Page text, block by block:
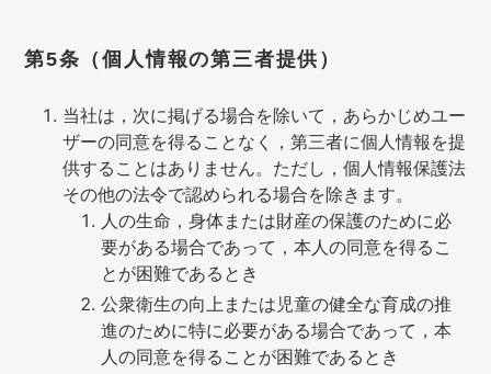
第5条（個人情報の第三者提供）
当社は，次に掲げる場合を除いて，あらかじめユー
ザーの同意を得ることなく，第三者に個人情報を提
供することはありません。ただし，個人情報保護法
その他の法令で認められる場合を除きます。
人の生命，身体または財産の保護のために必
要がある場合であって，本人の同意を得るこ
とが困難であるとき
公衆衛生の向上または児童の健全な育成の推
進のために特に必要がある場合であって，本
人の同意を得ることが困難であるとき